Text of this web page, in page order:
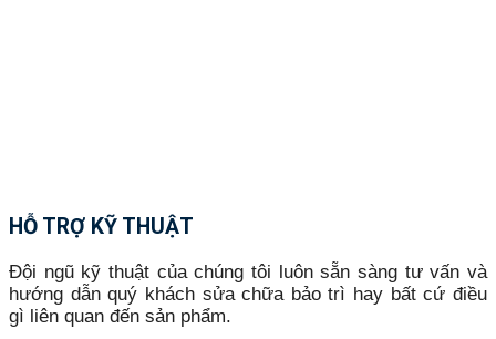
HỖ TRỢ KỸ THUẬT
Đội ngũ kỹ thuật của chúng tôi luôn sẵn sàng tư vấn và
hướng dẫn quý khách sửa chữa bảo trì hay bất cứ điều
gì liên quan đến sản phẩm.